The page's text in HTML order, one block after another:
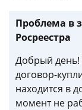
Проблема в
Росреестра
Добрый день!
договор-
находится в
момент не